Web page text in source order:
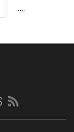
...